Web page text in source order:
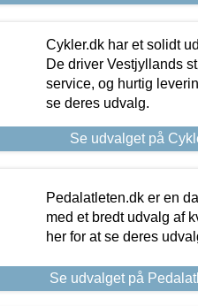
Cykler.dk har et solidt
De driver Vestjyllands
service, og hurtig
se deres udvalg.
Se udvalget på
Pedalatleten.dk er en
med et bredt udvalg af
her for at se deres
Se udvalget på